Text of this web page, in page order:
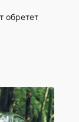
обретет